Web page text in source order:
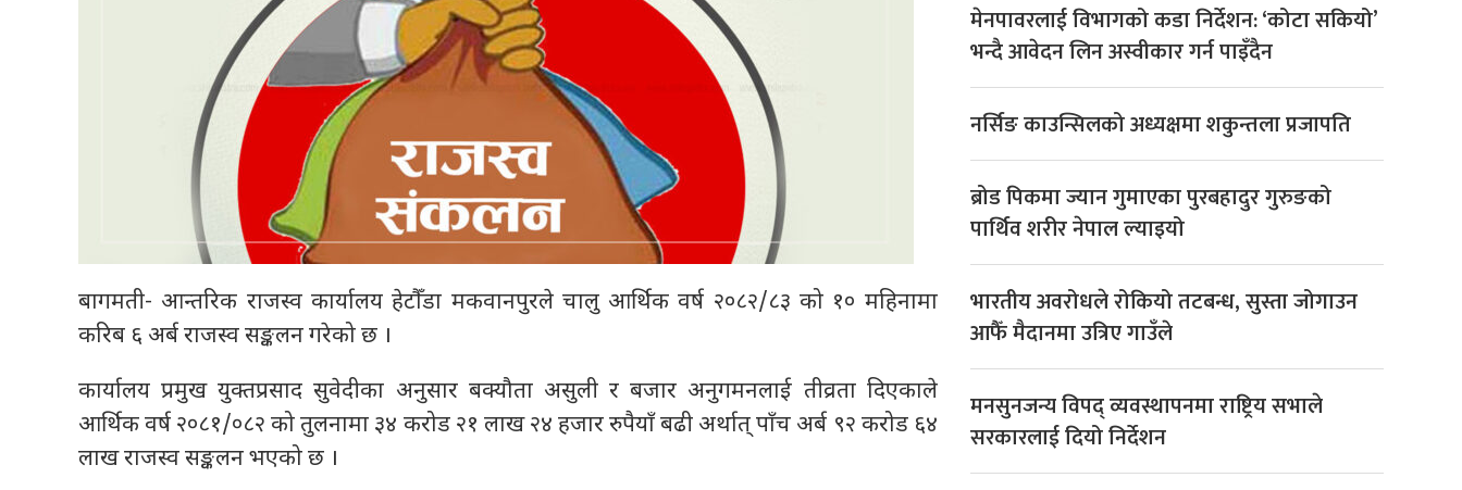
बागमती- आन्तरिक राजस्व कार्यालय हेटौँडा मकवानपुरले चालु आर्थिक वर्ष २०८२/८३ को १० महिनामा
करिब ६ अर्ब राजस्व सङ्कलन गरेको छ ।
कार्यालय प्रमुख युक्तप्रसाद सुवेदीका अनुसार बक्यौता असुली र बजार अनुगमनलाई तीव्रता दिएकाले
आर्थिक वर्ष २०८१/०८२ को तुलनामा ३४ करोड २१ लाख २४ हजार रुपैयाँ बढी अर्थात् पाँच अर्ब ९२ करोड ६४
लाख राजस्व सङ्कलन भएको छ ।
मेनपावरलाई विभागको कडा निर्देशन: ‘कोटा सकियो’
भन्दै आवेदन लिन अस्वीकार गर्न पाइँदैन
नर्सिङ काउन्सिलको अध्यक्षमा शकुन्तला प्रजापति
ब्रोड पिकमा ज्यान गुमाएका पुरबहादुर गुरुङको
पार्थिव शरीर नेपाल ल्याइयो
भारतीय अवरोधले रोकियो तटबन्ध, सुस्ता जोगाउन
आफैँ मैदानमा उत्रिए गाउँले
मनसुनजन्य विपद् व्यवस्थापनमा राष्ट्रिय सभाले
सरकारलाई दियो निर्देशन